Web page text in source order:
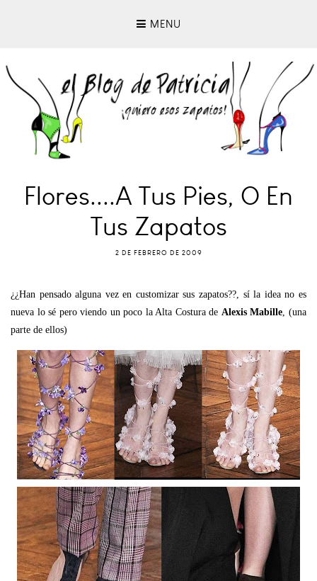
MENU
Flores....a Tus Pies, O En
Tus Zapatos
2 DE FEBRERO DE 2009
¿¿Han pensado alguna vez en customizar sus zapatos??, sí la idea no es
nueva lo sé pero viendo un poco la Alta Costura de Alexis Mabille , (una
parte de ellos)